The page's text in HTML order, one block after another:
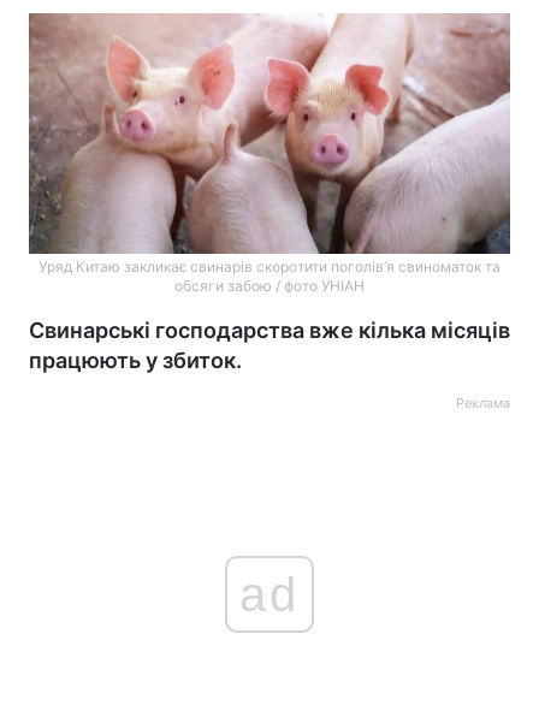
Уряд Китаю закликає свинарів скоротити поголів’я свиноматок та
обсяги забою / фото УНІАН
Свинарські господарства вже кілька місяців
працюють у збиток.
Реклама
ad